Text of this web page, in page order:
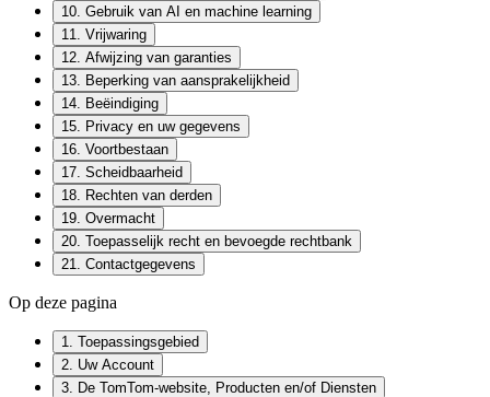
10 Gebruik van AI en machine learning
11
Vrijwaring
12 Afwijzing van garanties
13
Beperking van aansprakelijkheid
14
Beëindiging
15
Privacy en uw gegevens
16 Voortbestaan
17 Scheidbaarheid
18
Rechten van derden
19 Overmacht
20 Toepasselijk recht en bevoegde rechtbank
21
Contactgegevens
Op deze pagina
1
Toepassingsgebied
2 Uw Account
3
De TomTom-website, Producten en/of Diensten